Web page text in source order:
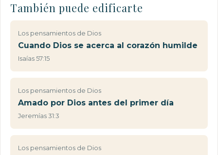
También puede edificarte
Los pensamientos de Dios
Cuando Dios se acerca al corazón humilde
Isaías 57:15
Los pensamientos de Dios
Amado por Dios antes del primer día
Jeremías 31:3
Los pensamientos de Dios